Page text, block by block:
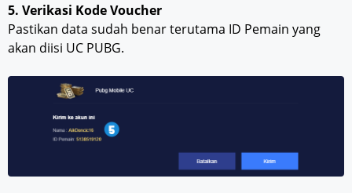
5. Verikasi Kode Voucher
Pastikan data sudah benar terutama ID Pemain yang
akan diisi UC PUBG.